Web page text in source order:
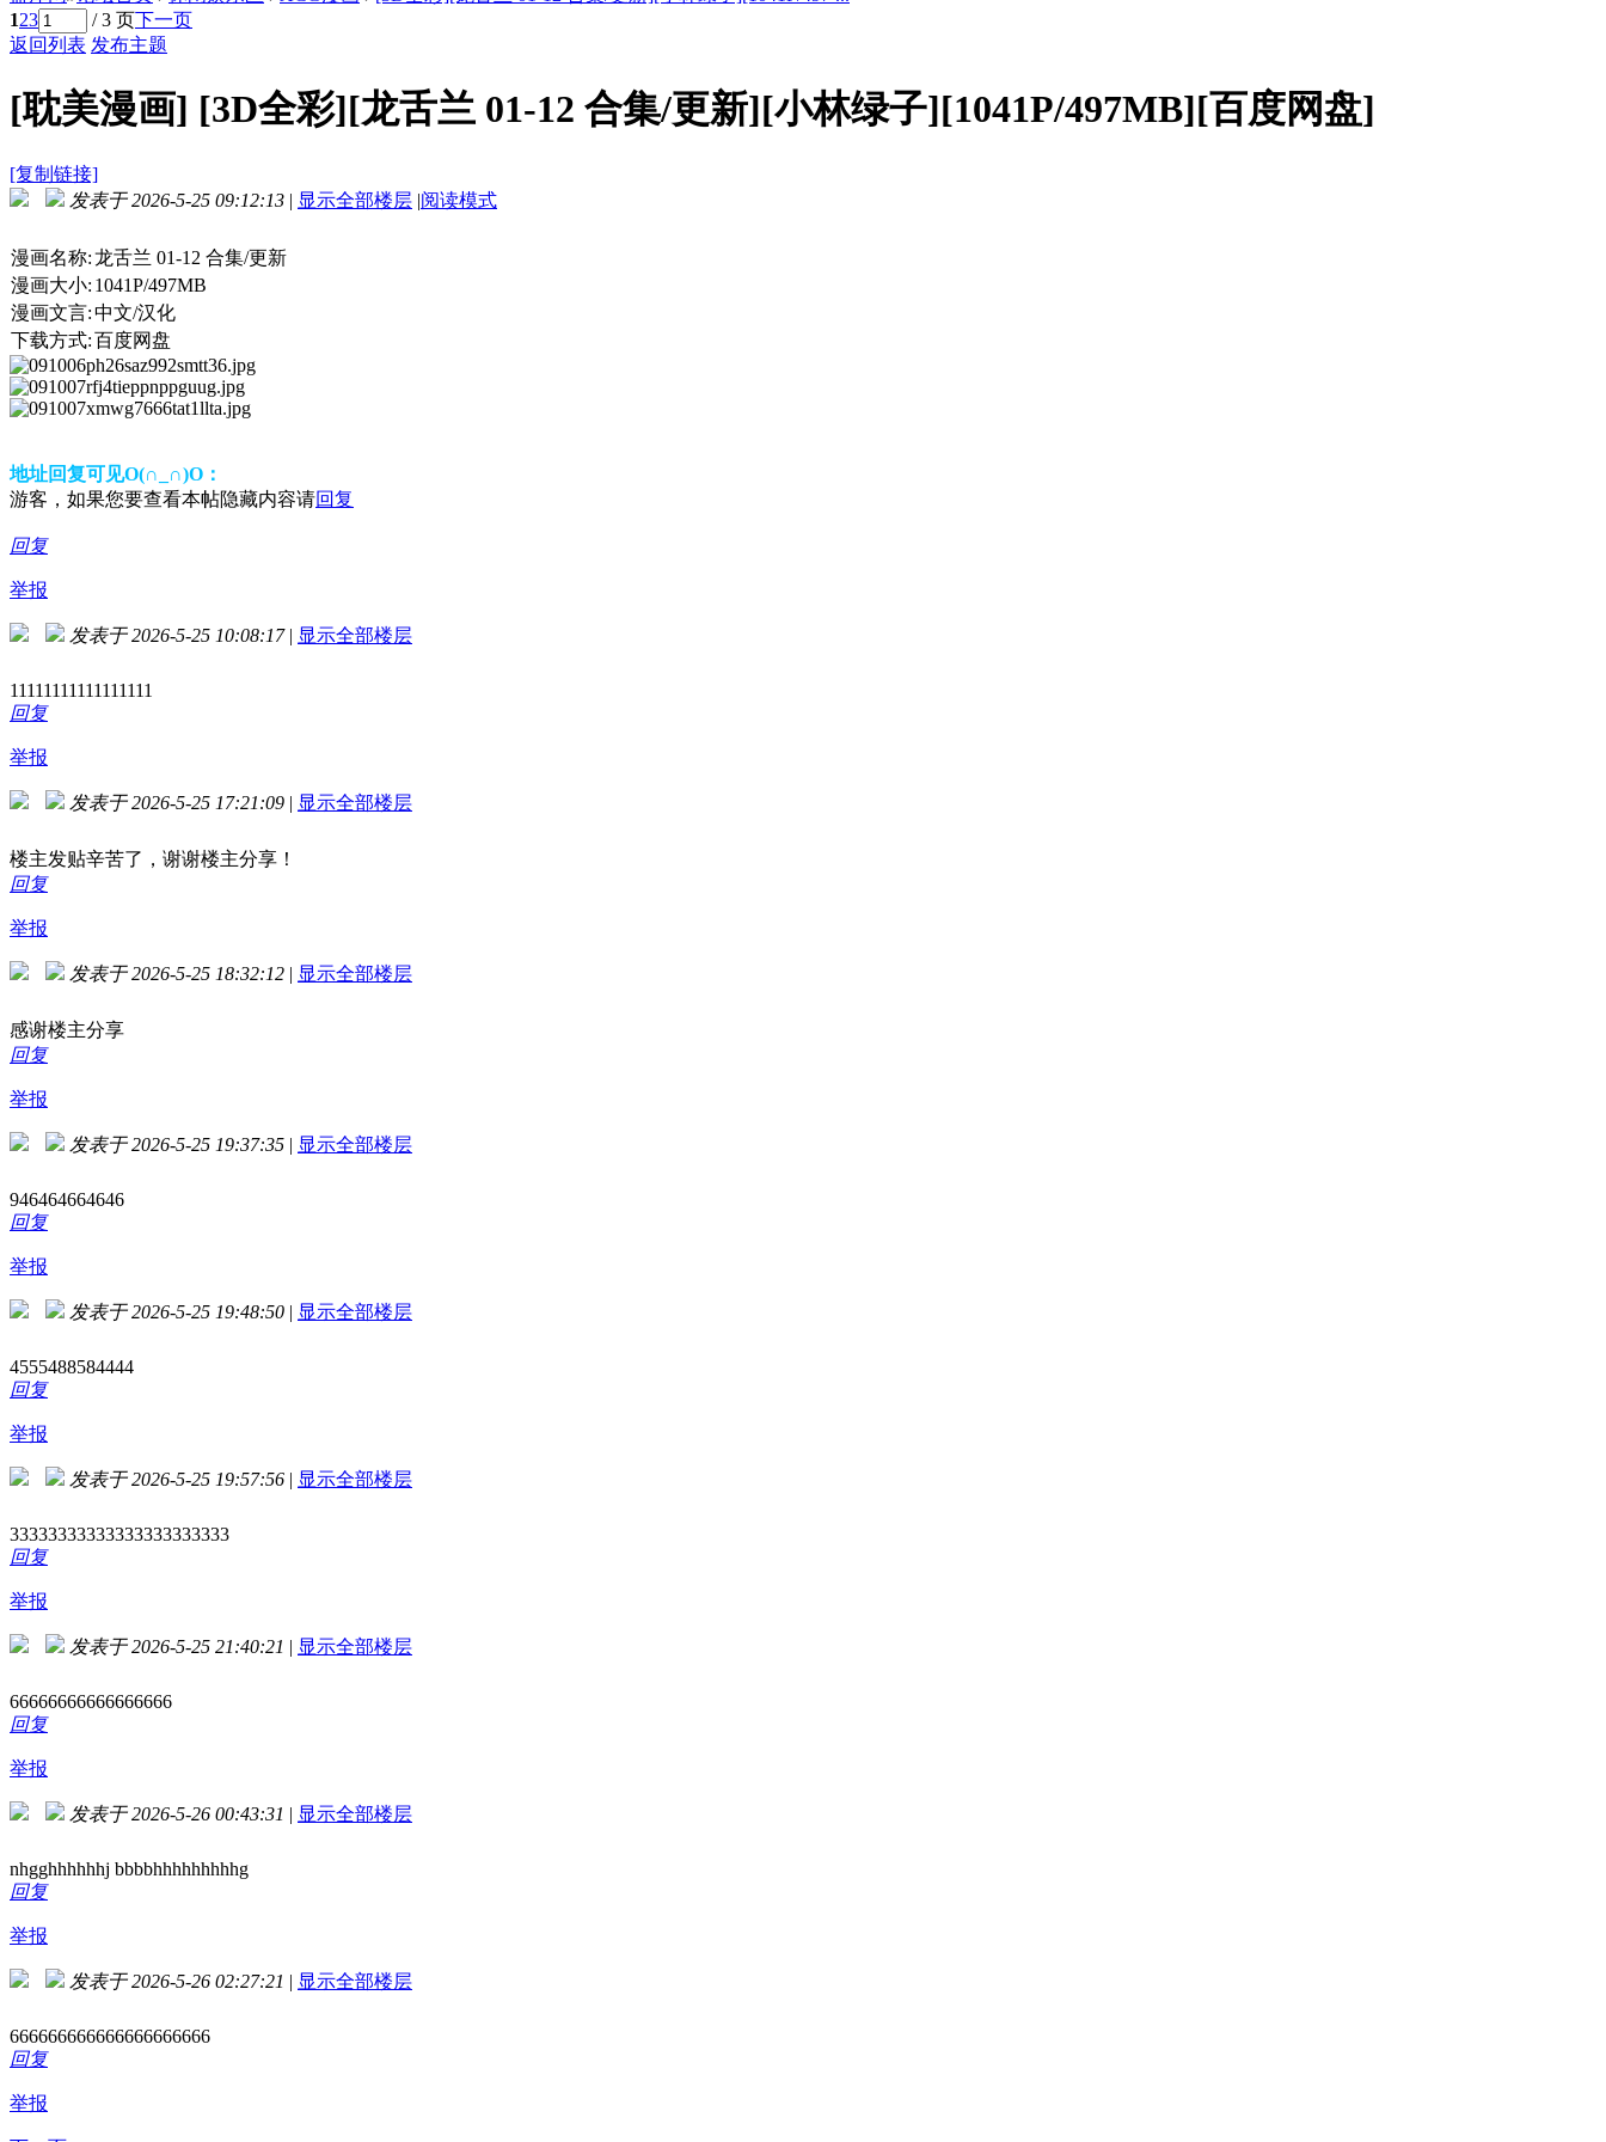
123 / 3 页下一页
返回列表 发布主题
[耽美漫画] [3D全彩][龙舌兰 01-12 合集/更新][小林绿子][1041P/497MB][百度网盘]
[复制链接]
发表于 2026-5-25 09:12:13 | 显示全部楼层 |阅读模式
漫画名称:龙舌兰 01-12 合集/更新
漫画大小: 1041P/497MB
漫画文言:中文/汉化
下载方式:百度网盘
地址回复可见O(∩_∩)O：
游客，如果您要查看本帖隐藏内容请回复
回复
举报
发表于 2026-5-25 10:08:17 | 显示全部楼层
11111111111111111
回复
举报
发表于 2026-5-25 17:21:09 | 显示全部楼层
楼主发贴辛苦了，谢谢楼主分享！
回复
举报
发表于 2026-5-25 18:32:12 | 显示全部楼层
感谢楼主分享
回复
举报
发表于 2026-5-25 19:37:35 | 显示全部楼层
946464664646
回复
举报
发表于 2026-5-25 19:48:50 | 显示全部楼层
4555488584444
回复
举报
发表于 2026-5-25 19:57:56 | 显示全部楼层
33333333333333333333333
回复
举报
发表于 2026-5-25 21:40:21 | 显示全部楼层
66666666666666666
回复
举报
发表于 2026-5-26 00:43:31 | 显示全部楼层
nhgghhhhhhj bbbbhhhhhhhhhg
回复
举报
发表于 2026-5-26 02:27:21 | 显示全部楼层
666666666666666666666
回复
举报